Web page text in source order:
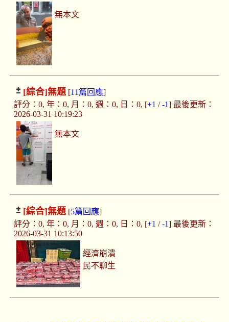
無本文
[綜合]無題[11篇回應]
評分：0, 年：0, 月：0, 週：0, 日：0, [+1 /-1] 最後更新：
2026-03-31 10:19:23
無本文
[綜合]無題[5篇回應]
評分：0, 年：0, 月：0, 週：0, 日：0, [+1 /-1] 最後更新：
2026-03-31 10:13:50
經濟崩潰
民不聊生